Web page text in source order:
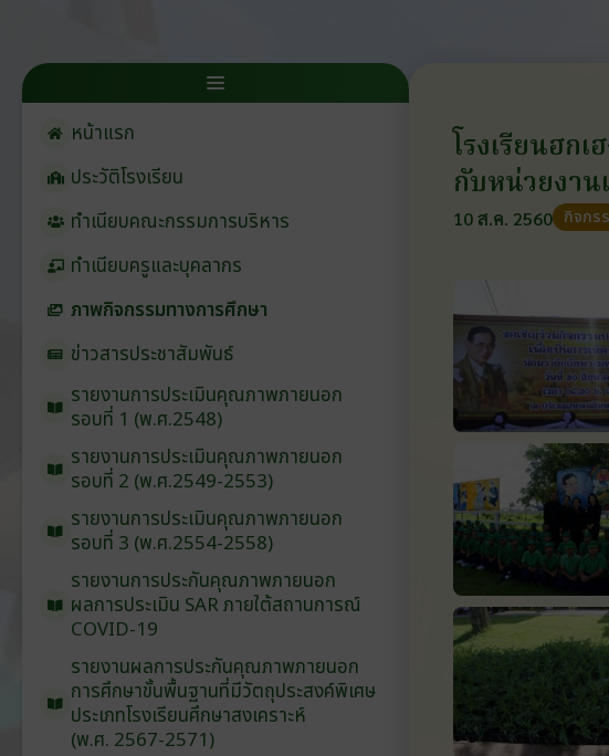
หน้าแรก
ประวัติโรงเรียน
ทำเนียบคณะกรรมการบริหาร
ทำเนียบครูและบุคลากร
ภาพกิจกรรมทางการศึกษา
ข่าวสารประชาสัมพันธ์
รายงานการประเมินคุณภาพภายนอก
รอบ⁠ที่ 1 (พ.ศ.2548)
รายงานการประเมินคุณภาพภายนอก
รอบ⁠ที่ 2 (พ.ศ.2549-2553)
รายงานการประเมินคุณภาพภายนอก
รอบ⁠ที่ 3 (พ.ศ.2554-2558)
รายงานการประกันคุณภาพภายนอก
ผลการประเมิน SARภายใต้สถานการณ์
COVID-19
รายงานผลการประกันคุณภาพภายนอก
การศึกษาขั้นพื้นฐานที่มีวัตถุประสงค์พิเศษ
ประเภทโรงเรียนศึกษาสงเคราะห์
(พ.ศ. 2567-2571)
โรงเรียนฮก
กับหน่วยงาน
10 ส.ค. 2560 กิจกร